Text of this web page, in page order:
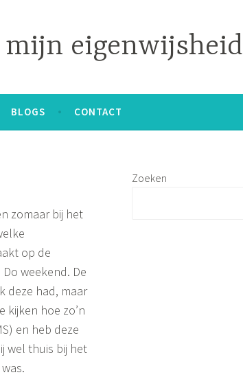
eigenwijsheid
BLOGS CONTACT
zomaar bij het
op de
weekend. De
deze had, maar
kijken hoe zo’n
en heb deze
wel thuis bij het
Zoeken